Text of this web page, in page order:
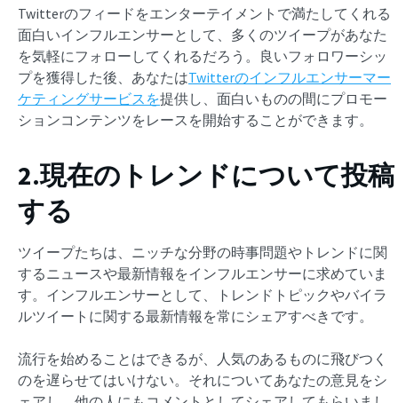
Twitterのフィードをエンターテイメントで満たしてくれる
面白いインフルエンサーとして、多くのツイープがあなた
を気軽にフォローしてくれるだろう。良いフォロワーシッ
プを獲得した後、あなたはTwitterのインフルエンサーマー
ケティングサービスを提供し、面白いものの間にプロモー
ションコンテンツをレースを開始することができます。
2.現在のトレンドについて投稿
する
ツイープたちは、ニッチな分野の時事問題やトレンドに関
するニュースや最新情報をインフルエンサーに求めていま
す。インフルエンサーとして、トレンドトピックやバイラ
ルツイートに関する最新情報を常にシェアすべきです。
流行を始めることはできるが、人気のあるものに飛びつく
のを遅らせてはいけない。それについてあなたの意見をシ